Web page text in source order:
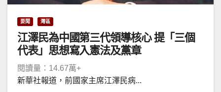
要聞 灣區
江澤民為中國第三代領導核心 提「三個
代表」思想寫入憲法及黨章
閱讀量：14.67萬+
新華社報道，前國家主席江澤民病...